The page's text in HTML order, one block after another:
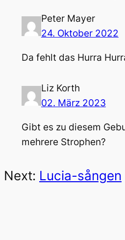
Peter Mayer
24. Oktober 2022
Da fehlt das Hurra
Liz Korth
02. März 2023
Gibt es zu diesem
mehrere Strophen?
Next: Lucia-sången